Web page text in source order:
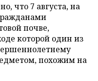
что 7 августа, на
почве,
которой один из
похожим на